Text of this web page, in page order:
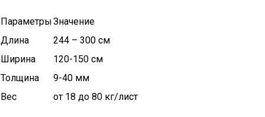
ПараметрыЗначение
Длина
244 – 300 см
Ширина
120-150 см
Толщина
9-40 мм
Вес
от 18 до 80 кг/лист